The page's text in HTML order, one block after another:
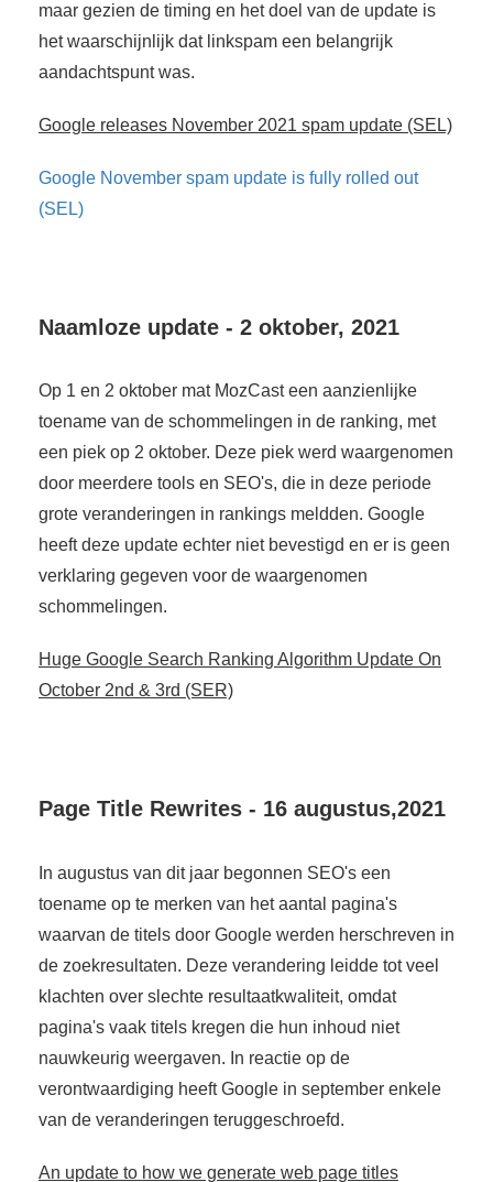
maar gezien de timing en het doel van de update is
het waarschijnlijk dat linkspam een belangrijk
aandachtspunt was.
Google releases November 2021 spam update (SEL)
Google November spam update is fully rolled out
(SEL)
Naamloze update - 2 oktober, 2021
Op 1 en 2 oktober mat MozCast een aanzienlijke
toename van de schommelingen in de ranking, met
een piek op 2 oktober. Deze piek werd waargenomen
door meerdere tools en SEO's, die in deze periode
grote veranderingen in rankings meldden. Google
heeft deze update echter niet bevestigd en er is geen
verklaring gegeven voor de waargenomen
schommelingen.
Huge Google Search Ranking Algorithm Update On
October 2nd & 3rd (SER)
Page Title Rewrites - 16 augustus,2021
In augustus van dit jaar begonnen SEO's een
toename op te merken van het aantal pagina's
waarvan de titels door Google werden herschreven in
de zoekresultaten. Deze verandering leidde tot veel
klachten over slechte resultaatkwaliteit, omdat
pagina's vaak titels kregen die hun inhoud niet
nauwkeurig weergaven. In reactie op de
verontwaardiging heeft Google in september enkele
van de veranderingen teruggeschroefd.
An update to how we generate web page titles